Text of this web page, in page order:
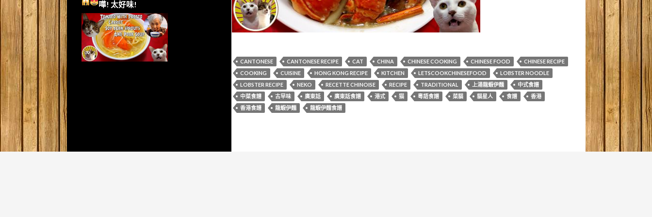
CANTONESE CANTONESE RECIPE CAT CHINA CHINESE COOKING CHINESE FOOD
CHINESE RECIPE
COOKING
CUISINE HONG KONG RECIPE KITCHEN LETSCOOKCHINESEFOOD
LOBSTER NOODLE
LOBSTER RECIPE
NEKO RECETTE CHINOISE RECIPE TRADITIONAL 上湯龍蝦伊麵
中式食譜
中菜食譜
古早味 廣東話 廣東話食譜 港式 猫 粵語食譜 菜貓 貓星人 食譜
香港
香港食譜
龍蝦伊麵 龍蝦伊麵食譜
嘩! 太好味!